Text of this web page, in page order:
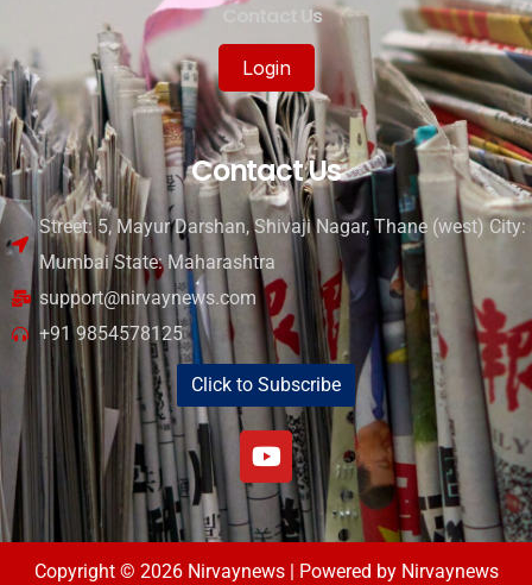
Contact Us
Login
Contact Us
Street: 5, Mayur Darshan, Shivaji Nagar, Thane (west) City:
Mumbai State: Maharashtra
support@nirvaynews.com
+91 9854578125
Click to Subscribe
Copyright © 2026 Nirvaynews | Powered by Nirvaynews